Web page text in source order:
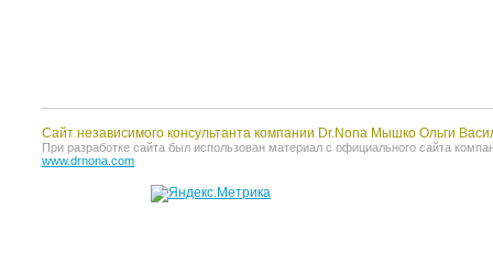
Сайт независимого консультанта компании Dr.Nona Мышко Ольги
При разработке сайта был использован материал с официального сайта
www.drnona.com